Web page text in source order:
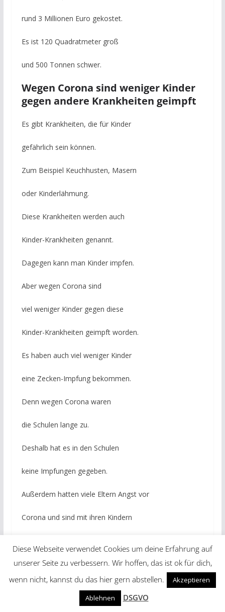
rund 3 Millionen Euro gekostet.
Es ist 120 Quadratmeter groß
und 500 Tonnen schwer.
Wegen Corona sind weniger Kinder
gegen andere Krankheiten geimpft
Es gibt Krankheiten, die für Kinder
gefährlich sein können.
Zum Beispiel Keuchhusten, Masern
oder Kinderlähmung.
Diese Krankheiten werden auch
Kinder-Krankheiten genannt.
Dagegen kann man Kinder impfen.
Aber wegen Corona sind
viel weniger Kinder gegen diese
Kinder-Krankheiten geimpft worden.
Es haben auch viel weniger Kinder
eine Zecken-Impfung bekommen.
Denn wegen Corona waren
die Schulen lange zu.
Deshalb hat es in den Schulen
keine Impfungen gegeben.
Außerdem hatten viele Eltern Angst vor
Corona und sind mit ihren Kindern
Ärzte raten nun: Kinder sollten die
versäumten Impfungen rasch nachholen.
Diese Webseite verwendet Cookies um deine Erfahrung auf
unserer Seite zu verbessern. Wir hoffen, das ist ok für dich,
wenn nicht, kannst du das hier gern abstellen.
Akzeptieren
Ablehnen
DSGVO